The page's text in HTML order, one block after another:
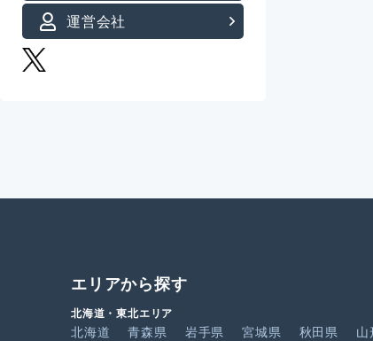
運営会社
エリアから探す
北海道・東北エリア
北海道 青森県 岩手県 宮城県 秋田県 山